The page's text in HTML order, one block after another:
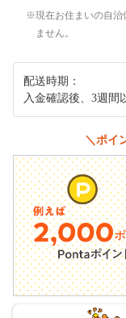
現在お住まいの自
ません。
配送時期：
入金確認後、3週間
＼ポイ